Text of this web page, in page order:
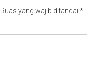
Ruas yang wajib ditandai *